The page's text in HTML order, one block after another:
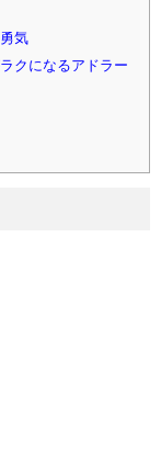
気
クになるアドラー